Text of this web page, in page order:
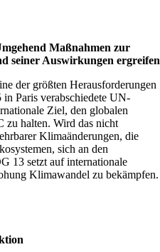
Maß­nah­men zur
sei­ner Aus­wir­kun­gen ergrei­fen
der größten Herausforderungen
in Paris verabschiedete UN-
Ziel, den globalen
zu halten. Wird das nicht
Klimaänderungen, die
sich an den
13 setzt auf internationale
Klimawandel zu bekämpfen.